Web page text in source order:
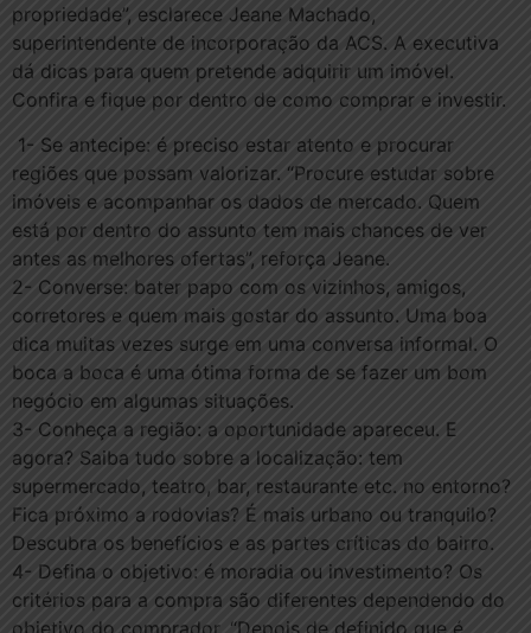
propriedade”, esclarece Jeane Machado,
superintendente de incorporação da ACS. A executiva
dá dicas para quem pretende adquirir um imóvel.
Confira e fique por dentro de como comprar e investir.
1- Se antecipe: é preciso estar atento e procurar
regiões que possam valorizar. “Procure estudar sobre
imóveis e acompanhar os dados de mercado. Quem
está por dentro do assunto tem mais chances de ver
antes as melhores ofertas”, reforça Jeane.
2- Converse: bater papo com os vizinhos, amigos,
corretores e quem mais gostar do assunto. Uma boa
dica muitas vezes surge em uma conversa informal. O
boca a boca é uma ótima forma de se fazer um bom
negócio em algumas situações.
3- Conheça a região: a oportunidade apareceu. E
agora? Saiba tudo sobre a localização: tem
supermercado, teatro, bar, restaurante etc. no entorno?
Fica próximo a rodovias? É mais urbano ou tranquilo?
Descubra os benefícios e as partes críticas do bairro.
4- Defina o objetivo: é moradia ou investimento? Os
critérios para a compra são diferentes dependendo do